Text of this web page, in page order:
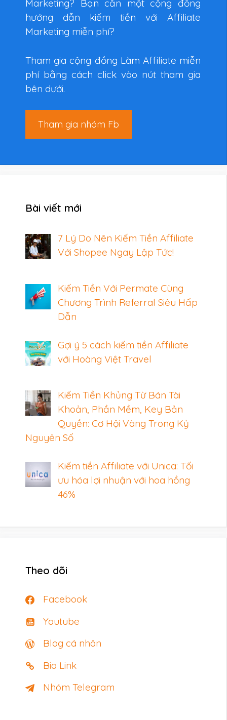
Marketing? Bạn cần một cộng đồng
hướng dẫn kiếm tiền với Affiliate
Marketing miễn phí?
Tham gia cộng đồng Làm Affiliate miễn
phí bằng cách click vào nút tham gia
bên dưới.
Tham gia nhóm Fb
Bài viết mới
7 Lý Do Nên Kiếm Tiền Affiliate
Với Shopee Ngay Lập Tức!
Kiếm Tiền Với Permate Cùng
Chương Trình Referral Siêu Hấp
Dẫn
Gợi ý 5 cách kiếm tiền Affiliate
với Hoàng Việt Travel
Kiếm Tiền Khủng Từ Bán Tài
Khoản, Phần Mềm, Key Bản
Quyền: Cơ Hội Vàng Trong Kỷ
Nguyên Số
Kiếm tiền Affiliate với Unica: Tối
ưu hóa lợi nhuận với hoa hồng
46%
Theo dõi
Facebook
Youtube
Blog cá nhân
Bio Link
Nhóm Telegram